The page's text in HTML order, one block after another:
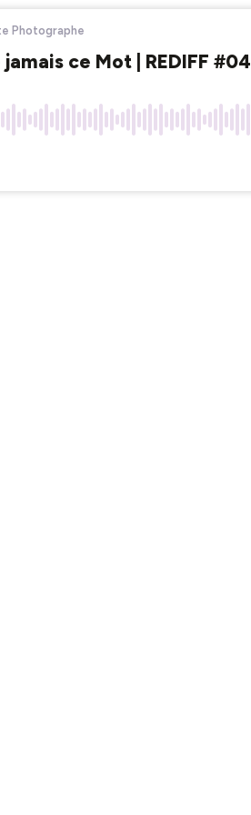
Photographe
ce Mot | REDIFF #04